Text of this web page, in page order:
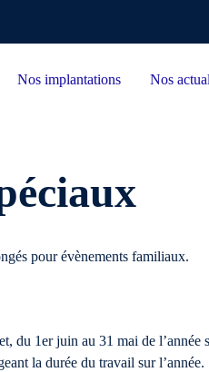
Nos implantations Nos
pour évènements familiaux.
1er juin au 31 mai de l’année
la durée du travail sur l’année.